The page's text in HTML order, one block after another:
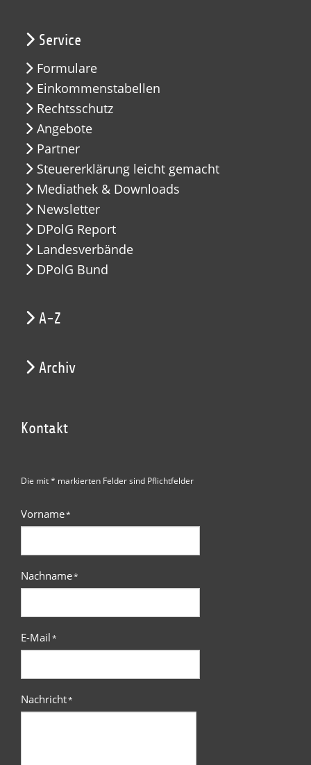
Service
Formulare
Einkommenstabellen
Rechtsschutz
Angebote
Partner
Steuererklärung leicht gemacht
Mediathek & Downloads
Newsletter
DPolG Report
Landesverbände
DPolG Bund
A-Z
Archiv
Kontakt
Die mit * markierten Felder sind Pflichtfelder
Vorname*
Nachname*
E-Mail*
Nachricht*